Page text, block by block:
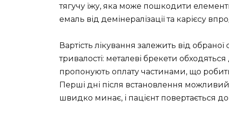
тягучу їжу, яка може пошкодити
емаль від демінералізації та карієсу
Вартість лікування залежить від
тривалості: металеві брекети
пропонують оплату частинами, що
Перші дні після встановлення
швидко минає, і пацієнт повертається